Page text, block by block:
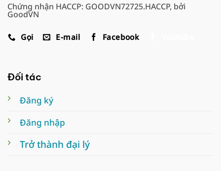
Chứng nhận HACCP: GOODVN72725.HACCP, bởi
GoodVN
Gọi E-mail Facebook
Đối tác
Đăng ký
Đăng nhập
Trở thành đại lý